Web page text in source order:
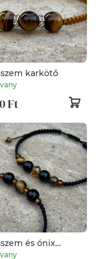
karkötő
Ft
és ónix
szettben
Ft